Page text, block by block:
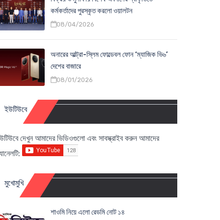
কর্মকর্তাদের পুরস্কৃত করলো ওয়ালটন
08/04/2026
অনারের আল্ট্রা-স্লিম ফোল্ডেবল ফোন ‘ম্যাজিক ভি৬’
দেশের বাজারে
08/01/2026
ইউটিউবে
দেখুন আমাদের ভিডিওগুলো এবং সাবস্ক্রাইব করুন আমাদের
মুখোমুখি
শাওমি নিয়ে এলো রেডমি নোট ১৪